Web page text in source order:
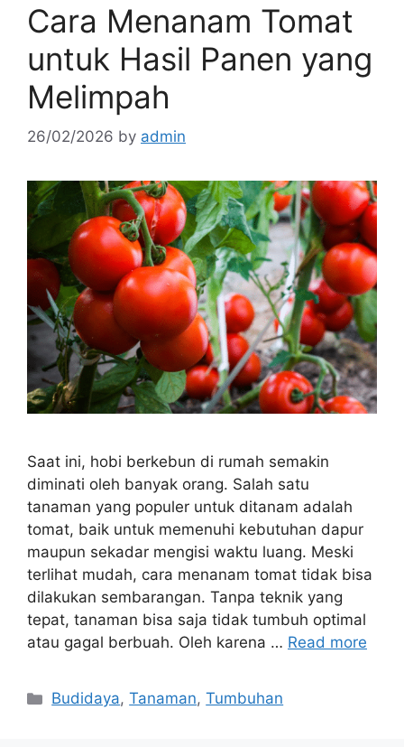
Cara Menanam Tomat
untuk Hasil Panen yang
Melimpah
26/02/2026 by admin
Saat ini, hobi berkebun di rumah semakin
diminati oleh banyak orang. Salah satu
tanaman yang populer untuk ditanam adalah
tomat, baik untuk memenuhi kebutuhan dapur
maupun sekadar mengisi waktu luang. Meski
terlihat mudah, cara menanam tomat tidak bisa
dilakukan sembarangan. Tanpa teknik yang
tepat, tanaman bisa saja tidak tumbuh optimal
atau gagal berbuah. Oleh karena … Read more
Categories
Budidaya,Tanaman,Tumbuhan